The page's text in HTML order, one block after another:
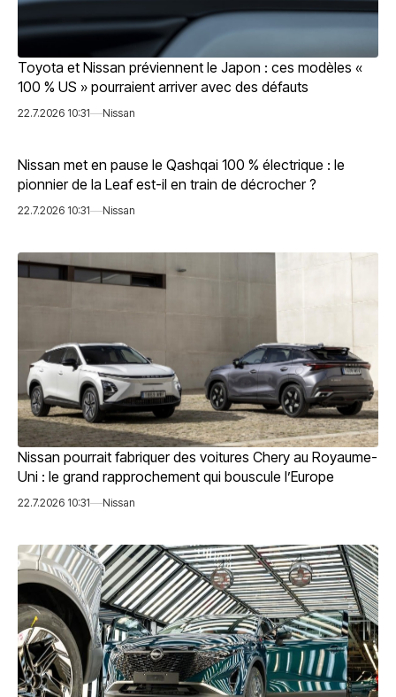
Toyota et Nissan préviennent le Japon : ces modèles «
100 % US » pourraient arriver avec des défauts
22.7.2026 10:31 Nissan
Nissan met en pause le Qashqai 100 % électrique : le
pionnier de la Leaf est-il en train de décrocher ?
22.7.2026 10:31 Nissan
Nissan pourrait fabriquer des voitures Chery au Royaume-
Uni : le grand rapprochement qui bouscule l’Europe
22.7.2026 10:31 Nissan